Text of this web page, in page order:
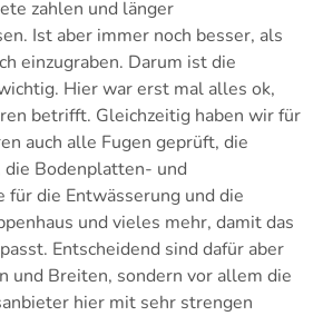
zahlen und länger
Ist aber immer noch besser, als
einzugraben. Darum ist die
Hier war erst mal alles ok,
betrifft. Gleichzeitig haben wir für
auch alle Fugen geprüft, die
die Bodenplatten- und
für die Entwässerung und die
und vieles mehr, damit das
Entscheidend sind dafür aber
und Breiten, sondern vor allem die
hier mit sehr strengen